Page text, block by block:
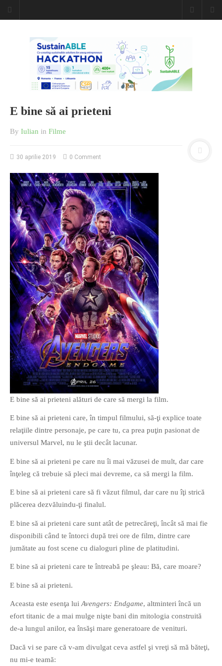
Caiet de
insemnari
DESCARCĂ!
O poveste in care sexul se
confunda cu dragostea,
cinismul cu idealismul si
poezia cu umorul.
DESCARCĂ!
mind games, then this is the
book for you. Take the
challenge of creating your
own acrostics and describing
very letters of their titles!
RASFOIESTE
E bine să ai prieteni
By Iulian in Filme
30 aprilie 2019 0 Comment
E bine să ai prieteni alături de care să mergi la film.
E bine să ai prieteni care, în timpul filmului, să-ţi explice toate
relaţiile dintre personaje, pe care tu, ca prea puţin pasionat de
universul Marvel, nu le ştii decât lacunar.
E bine să ai prieteni pe care nu îi mai văzusei de mult, dar care
înţeleg că trebuie să pleci mai devreme, ca să mergi la film.
E bine să ai prieteni care să fi văzut filmul, dar care nu îţi strică
plăcerea dezvăluindu-ţi finalul.
E bine să ai prieteni care sunt atât de petrecăreţi, încât să mai fie
disponibili când te întorci după trei ore de film, dintre care
jumătate au fost scene cu dialoguri pline de platitudini.
E bine să ai prieteni care te întreabă pe şleau: Bă, care moare?
E bine să ai prieteni.
Aceasta este esenţa luiAvengers: Endgame, altminteri încă un
efort titanic de a mai mulge nişte bani din mitologia construită
de-a lungul anilor, ea însăşi mare generatoare de venituri.
Dacă vi se pare că v-am divulgat ceva astfel şi vreţi să mă băteţi,
nu mi-e teamă: